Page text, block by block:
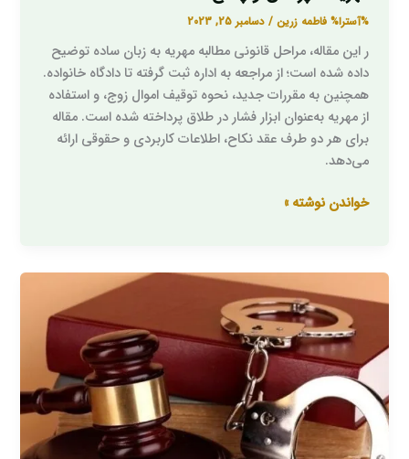
%آسترا% فاطمه زرین/دسامبر 25, 2023
ر این مقاله، مراحل قانونی مطالبه مهریه به زبان ساده توضیح
داده شده است؛ از مراجعه به اداره ثبت گرفته تا دادگاه خانواده.
همچنین به مقررات جدید، نحوه توقیف اموال زوج، و استفاده
از مهریه به‌عنوان ابزار فشار در طلاق پرداخته شده است. مقاله
برای هر دو طرف عقد نکاح، اطلاعات کاربردی و حقوقی ارائه
می‌دهد.
خواندن نوشته »
جلب
محکومین
مالی